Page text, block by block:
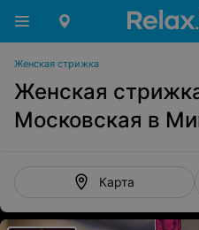
Женская стрижка
Женская
Московская в
Карта